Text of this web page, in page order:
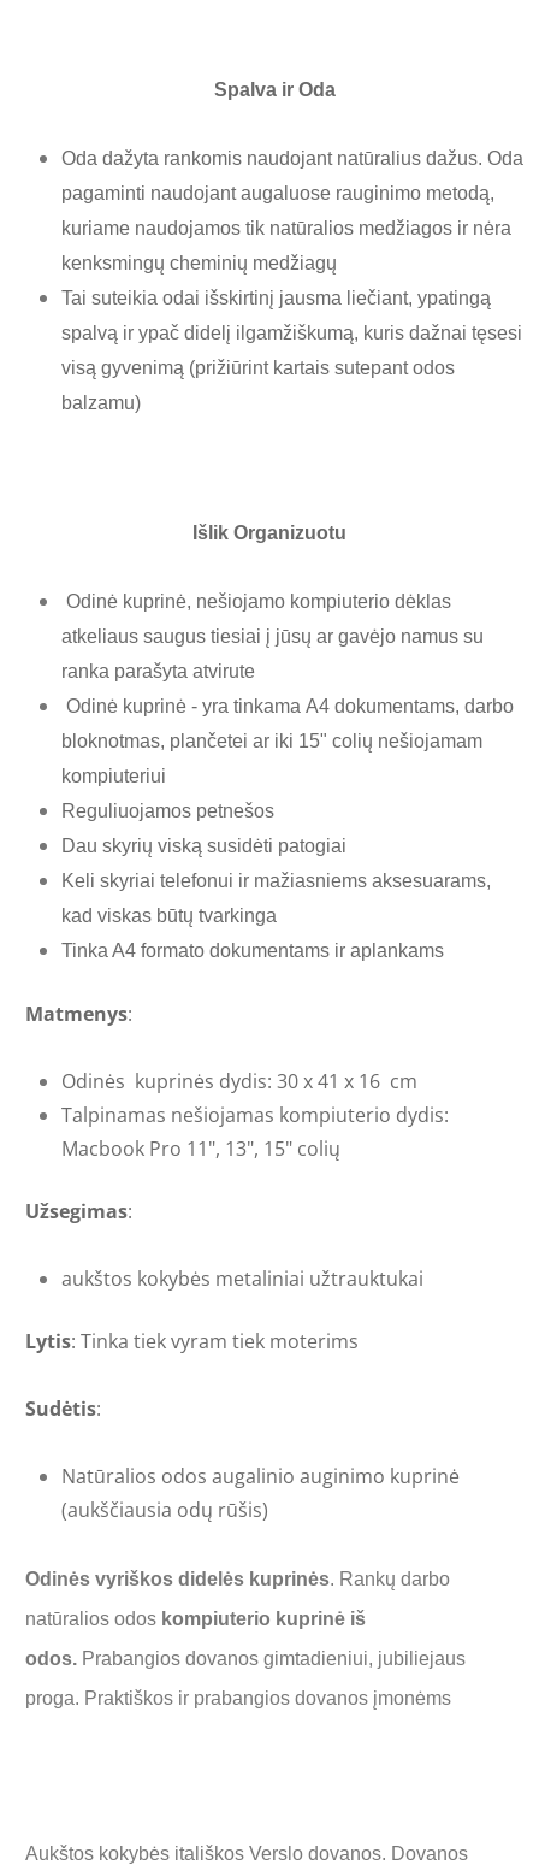
Spalva ir Oda
Oda dažyta rankomis naudojant natūralius dažus. Oda
pagaminti naudojant augaluose rauginimo metodą,
kuriame naudojamos tik natūralios medžiagos ir nėra
kenksmingų cheminių medžiagų
Tai suteikia odai išskirtinį jausma liečiant, ypatingą
spalvą ir ypač didelį ilgamžiškumą, kuris dažnai tęsesi
visą gyvenimą (prižiūrint kartais sutepant odos
balzamu)
Išlik Organizuotu
Odinė kuprinė, nešiojamo kompiuterio dėklas
atkeliaus saugus tiesiai į jūsų ar gavėjo namus su
ranka parašyta atvirute
Odinė kuprinė - yra tinkama A4 dokumentams, darbo
bloknotmas, plančetei ar iki 15" colių nešiojamam
kompiuteriui
Reguliuojamos petnešos
Dau skyrių viską susidėti patogiai
Keli skyriai telefonui ir mažiasniems aksesuarams,
kad viskas būtų tvarkinga
Tinka A4 formato dokumentams ir aplankams
Matmenys:
Odinės kuprinės dydis: 30 x 41 x 16 cm
Talpinamas nešiojamas kompiuterio dydis:
Macbook Pro 11", 13", 15" colių
Užsegimas:
aukštos kokybės metaliniai užtrauktukai
Lytis: Tinka tiek vyram tiek moterims
Sudėtis:
Natūralios odos augalinio auginimo kuprinė
(aukščiausia odų rūšis)
Odinės vyriškos didelės kuprinės. Rankų darbo
natūralios odos kompiuterio kuprinė iš
odos. Prabangios dovanos gimtadieniui, jubiliejaus
proga. Praktiškos ir prabangios dovanos įmonėms
Aukštos kokybės itališkos Verslo dovanos. Dovanos